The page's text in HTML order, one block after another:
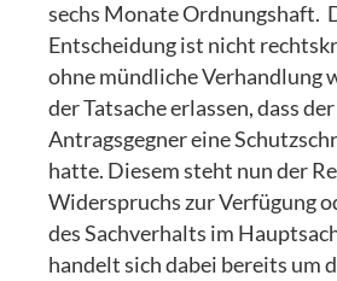
sechs Monate Ordnungshaft.
Entscheidung ist nicht
ohne mündliche Verhandlung
der Tatsache erlassen, dass der
Antragsgegner eine
hatte. Diesem steht nun der
Widerspruchs zur Verfügung
des Sachverhalts im
handelt sich dabei bereits um